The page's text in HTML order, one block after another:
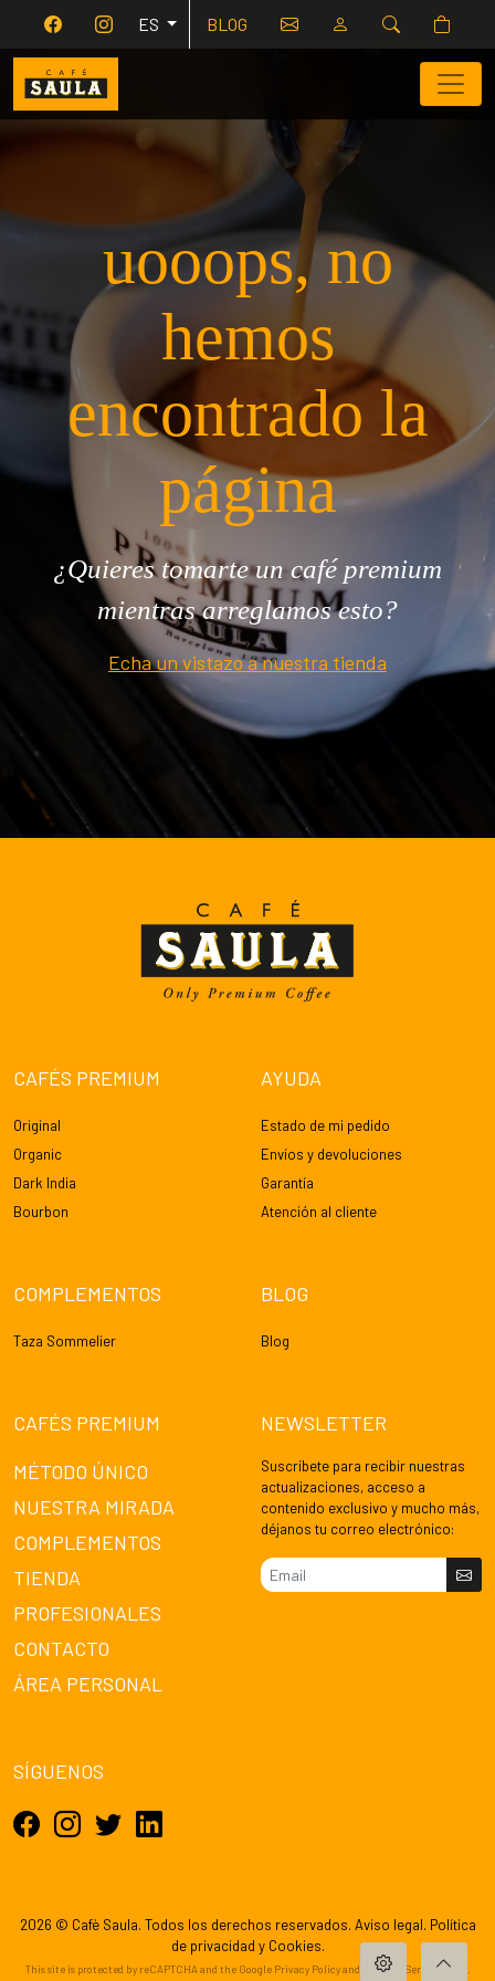
ES BLOG
uooops, no
hemos
encontrado la
página
¿Quieres tomarte un café premium
mientras arreglamos esto?
Echa un vistazo a nuestra tienda
CAFÉS PREMIUM
Original
Organic
Dark India
Bourbon
COMPLEMENTOS
Taza Sommelier
AYUDA
Estado de mi pedido
Envíos y devoluciones
Garantía
Atención al cliente
BLOG
Blog
CAFÉS PREMIUM
MÉTODO ÚNICO
NUESTRA MIRADA
COMPLEMENTOS
TIENDA
PROFESIONALES
CONTACTO
ÁREA PERSONAL
NEWSLETTER
Suscríbete para recibir nuestras
actualizaciones, acceso a
contenido exclusivo y mucho más,
déjanos tu correo electrónico:
SÍGUENOS
2026 © Cafè Saula. Todos los derechos reservados. Aviso legal. Política
de privacidad y Cookies.
This site is protected by reCAPTCHA and the Google Privacy Policyand Terms of Serviceapply.